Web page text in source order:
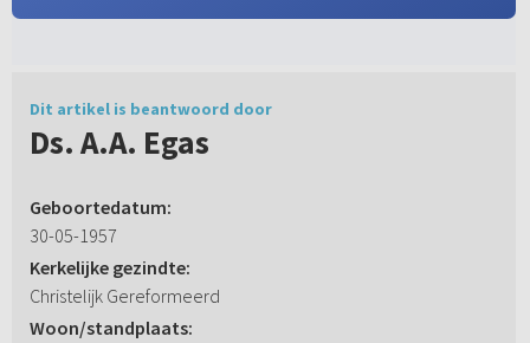
Dit artikel is beantwoord door
Ds. A.A. Egas
Geboortedatum:
30-05-1957
Kerkelijke gezindte:
Christelijk Gereformeerd
Woon/standplaats: